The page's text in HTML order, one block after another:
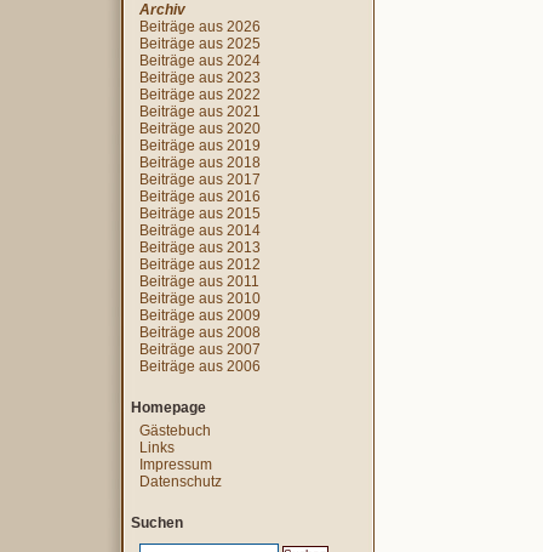
Archiv
Beiträge aus 2026
Beiträge aus 2025
Beiträge aus 2024
Beiträge aus 2023
Beiträge aus 2022
Beiträge aus 2021
Beiträge aus 2020
Beiträge aus 2019
Beiträge aus 2018
Beiträge aus 2017
Beiträge aus 2016
Beiträge aus 2015
Beiträge aus 2014
Beiträge aus 2013
Beiträge aus 2012
Beiträge aus 2011
Beiträge aus 2010
Beiträge aus 2009
Beiträge aus 2008
Beiträge aus 2007
Beiträge aus 2006
Homepage
Gästebuch
Links
Impressum
Datenschutz
Suchen